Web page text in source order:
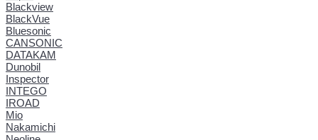
Blackview
BlackVue
Bluesonic
CANSONIC
DATAKAM
Dunobil
Inspector
INTEGO
IROAD
Mio
Nakamichi